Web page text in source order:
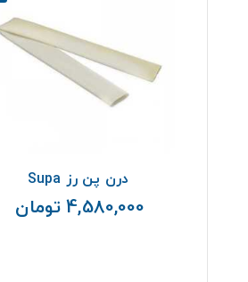
درن پن رز Supa
4,580,000 تومان